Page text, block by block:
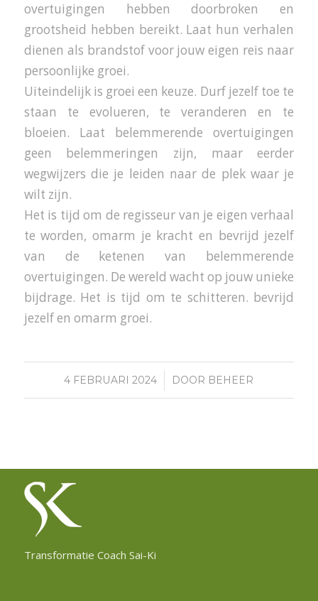
overtuigingen hebben doorbroken en
grootsheid hebben bereikt. Laat hun verhalen
dienen als brandstof voor jouw eigen reis naar
persoonlijke groei.
Uiteindelijk is groei een keuze. Durf jezelf toe te
staan te evolueren, te veranderen en te
bloeien. Laat belemmerende overtuigingen
geen belemmeringen zijn, maar eerder
wegwijzers die je leiden naar de plek waar je
wilt zijn.
Het is tijd om de regisseur van je eigen verhaal
te worden, omarm je kracht en bevrijd jezelf
van de ketenen van belemmerende
overtuigingen. De wereld wacht op jouw unieke
bijdrage. Het is tijd om te schitteren. bevrijd
jezelf en omarm groei.
4 FEBRUARI 2024
/ DOOR BEHEER
Transformatie Coach Sai-Ki